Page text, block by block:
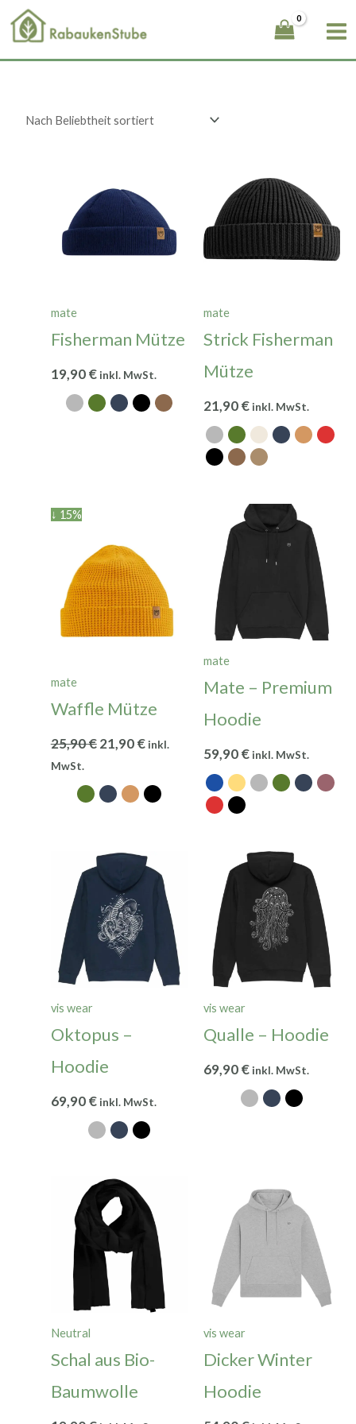
Inhalt
springen
mate
Fisherman Mütze
19,90€ inkl. MwSt.
mate
Strick Fisherman
Mütze
21,90€ inkl. MwSt.
↓ 15%
mate
Waffle Mütze
25,90€
war:
25,90 €
21,90€
21,90 €.
inkl.
MwSt.
mate
Mate – Premium
Hoodie
59,90€ inkl. MwSt.
vis wear
Oktopus –
Hoodie
69,90€ inkl. MwSt.
vis wear
Qualle – Hoodie
69,90€ inkl. MwSt.
Neutral
Schal aus Bio-
Baumwolle
vis wear
Dicker Winter
Hoodie